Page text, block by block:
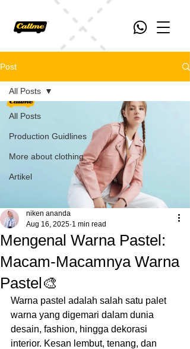
Post
All Posts
Production Guidlines
More about clothing
Artikel
All Posts
Mengenal Warna Pastel:
Macam-Macamnya Warna
Pastel🎨
niken ananda
Aug 16, 2025 1 min read
Warna pastel adalah salah satu palet
warna yang digemari dalam dunia
desain, fashion, hingga dekorasi
interior. Kesan lembut, tenang, dan